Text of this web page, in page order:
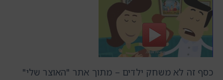
כסף זה לא משחק ילדים – מתוך אתר "האוצר שלי"